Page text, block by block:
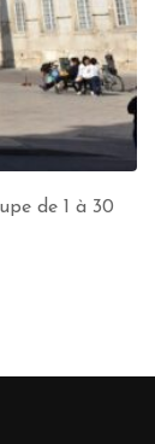
de 1 à 30